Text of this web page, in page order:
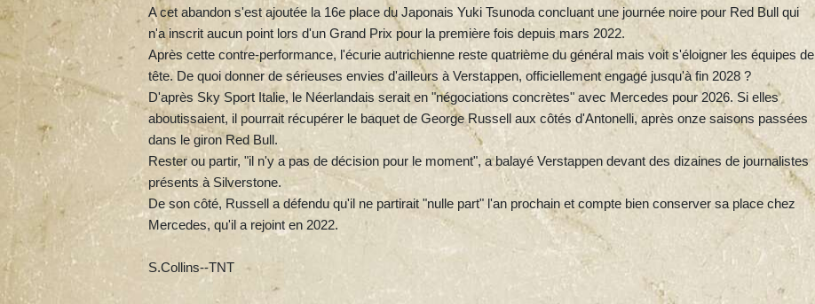
A cet abandon s'est ajoutée la 16e place du Japonais Yuki Tsunoda concluant une journée noire pour Red Bull qui
n'a inscrit aucun point lors d'un Grand Prix pour la première fois depuis mars 2022.
Après cette contre-performance, l'écurie autrichienne reste quatrième du général mais voit s'éloigner les équipes de
tête. De quoi donner de sérieuses envies d'ailleurs à Verstappen, officiellement engagé jusqu'à fin 2028 ?
D'après Sky Sport Italie, le Néerlandais serait en "négociations concrètes" avec Mercedes pour 2026. Si elles
aboutissaient, il pourrait récupérer le baquet de George Russell aux côtés d'Antonelli, après onze saisons passées
dans le giron Red Bull.
Rester ou partir, "il n'y a pas de décision pour le moment", a balayé Verstappen devant des dizaines de journalistes
présents à Silverstone.
De son côté, Russell a défendu qu'il ne partirait "nulle part" l'an prochain et compte bien conserver sa place chez
Mercedes, qu'il a rejoint en 2022.
S.Collins--TNT